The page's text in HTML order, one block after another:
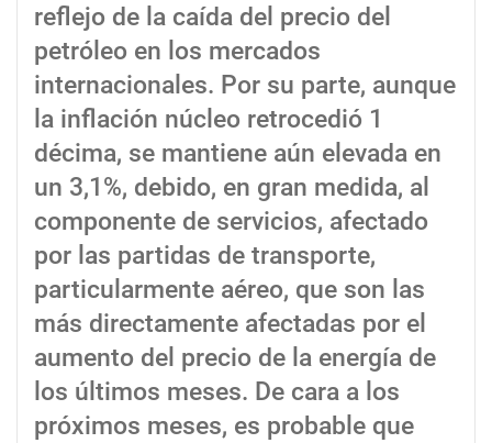
reflejo de la caída del precio del
petróleo en los mercados
internacionales. Por su parte, aunque
la inflación núcleo retrocedió 1
décima, se mantiene aún elevada en
un 3,1%, debido, en gran medida, al
componente de servicios, afectado
por las partidas de transporte,
particularmente aéreo, que son las
más directamente afectadas por el
aumento del precio de la energía de
los últimos meses. De cara a los
próximos meses, es probable que